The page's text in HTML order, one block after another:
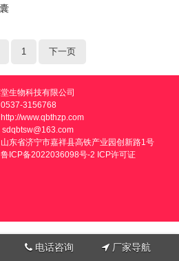
1 下一页
生物科技有限公司
3156768
http://www.qbthzp.com
sdqbtsw@163.com
东省济宁市嘉祥县高铁产业园创新路1号
鲁ICP备2022036098号-2 ICP许可证
电话咨询 厂家导航